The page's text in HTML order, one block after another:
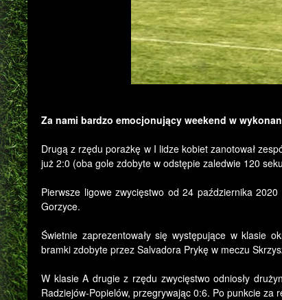
Za nami bardzo emocjonujący weekend w
Drugą z rzędu porażkę w I lidze kobiet zanotował
już 2:0 (oba gole zdobyte w odstępie zaledwie 120
Pierwsze ligowe zwycięstwo od 24 października
Gorzyce.
Świetnie zaprezentowały się występujące w klasie
bramki zdobyte przez Salvadora Prykę w meczu
W klasie A drugie z rzędu zwycięstwo odniosły
Radziejów-Popielów, przegrywając 0:6. Po punkcie za